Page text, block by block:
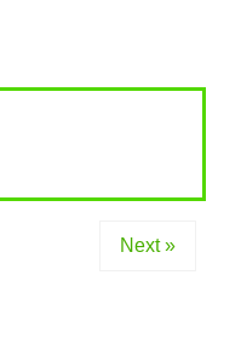
Next »